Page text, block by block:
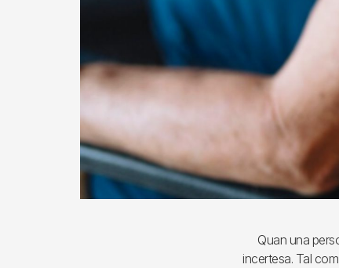
Quan una
incertesa. Tal